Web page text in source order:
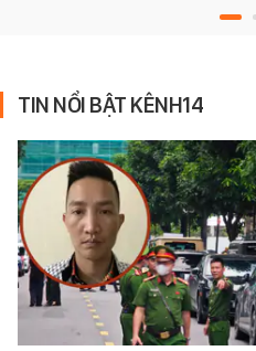
TIN NỔI BẬT KÊNH14